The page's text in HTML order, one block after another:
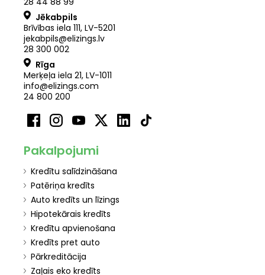
Jēkabpils
Brīvības iela 111, LV-5201
jekabpils@elizings.lv
28 300 002
Rīga
Merķeļa iela 21, LV-1011
info@elizings.com
24 800 200
Pakalpojumi
Kredītu salīdzināšana
Patēriņa kredīts
Auto kredīts un līzings
Hipotekārais kredīts
Kredītu apvienošana
Kredīts pret auto
Pārkreditācija
Zaļais eko kredīts